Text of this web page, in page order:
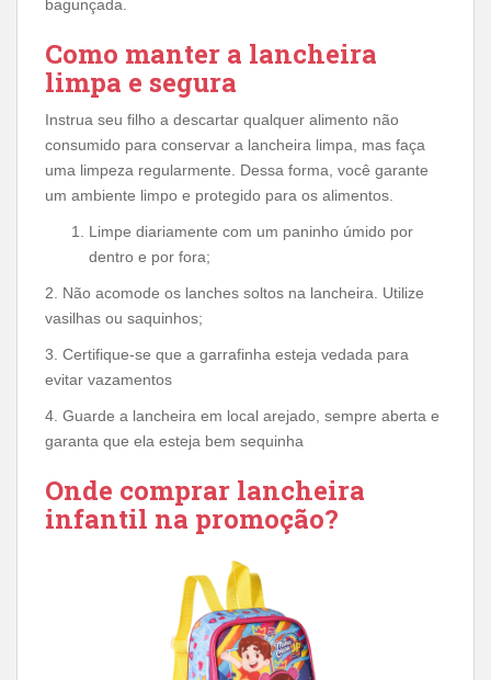
bagunçada.
Como manter a lancheira
limpa e segura
Instrua seu filho a descartar qualquer alimento não
consumido para conservar a lancheira limpa, mas faça
uma limpeza regularmente. Dessa forma, você garante
um ambiente limpo e protegido para os alimentos.
Limpe diariamente com um paninho úmido por
dentro e por fora;
2. Não acomode os lanches soltos na lancheira. Utilize
vasilhas ou saquinhos;
3. Certifique-se que a garrafinha esteja vedada para
evitar vazamentos
4. Guarde a lancheira em local arejado, sempre aberta e
garanta que ela esteja bem sequinha
Onde comprar lancheira
infantil na promoção?